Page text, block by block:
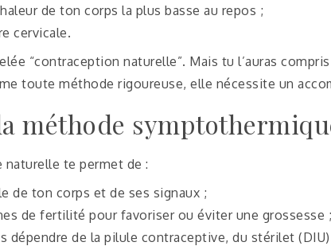
de ton corps la plus basse au repos ;
cervicale.
“contraception naturelle”. Mais tu l’auras
toute méthode rigoureuse, elle nécessite un
méthode
naturelle te permet de :
de ton corps et de ses signaux ;
de fertilité pour favoriser ou éviter une grossesse ;
dépendre de la pilule contraceptive, du stérilet